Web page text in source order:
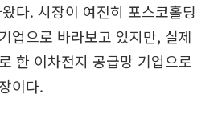
다. 시장이 여전히 포스코홀딩
업으로 바라보고 있지만, 실제
한 이차전지 공급망 기업으로
이다.